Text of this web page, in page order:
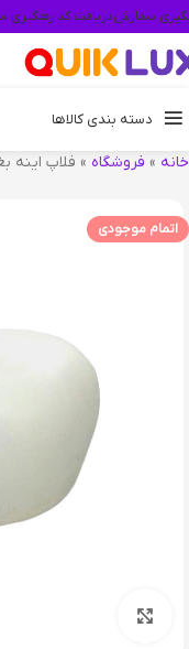
سفارشدریافت کد رهگیری
دسته بندی کالاها
خانه » فروشگاه » فلاپ اینه بغل پژو 206 –
اتمام موجودی